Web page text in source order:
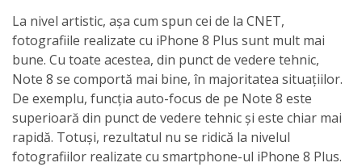
La nivel artistic, așa cum spun cei de la CNET,
fotografiile realizate cu iPhone 8 Plus sunt mult mai
bune. Cu toate acestea, din punct de vedere tehnic,
Note 8 se comportă mai bine, în majoritatea situațiilor.
De exemplu, funcția auto-focus de pe Note 8 este
superioară din punct de vedere tehnic și este chiar mai
rapidă. Totuși, rezultatul nu se ridică la nivelul
fotografiilor realizate cu smartphone-ul iPhone 8 Plus.